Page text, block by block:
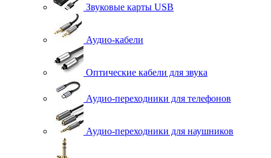
Звуковые карты USB
Аудио-кабели
Оптические кабели для звука
Аудио-переходники для телефонов
Аудио-переходники для наушников